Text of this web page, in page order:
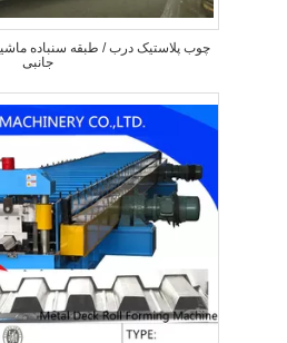
چوب پلاستیک درب / طبقه سنباده
جانبی